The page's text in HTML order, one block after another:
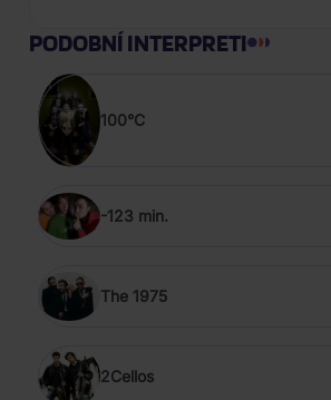
PODOBNÍ INTERPRETI
100°C
-123 min.
The 1975
2Cellos